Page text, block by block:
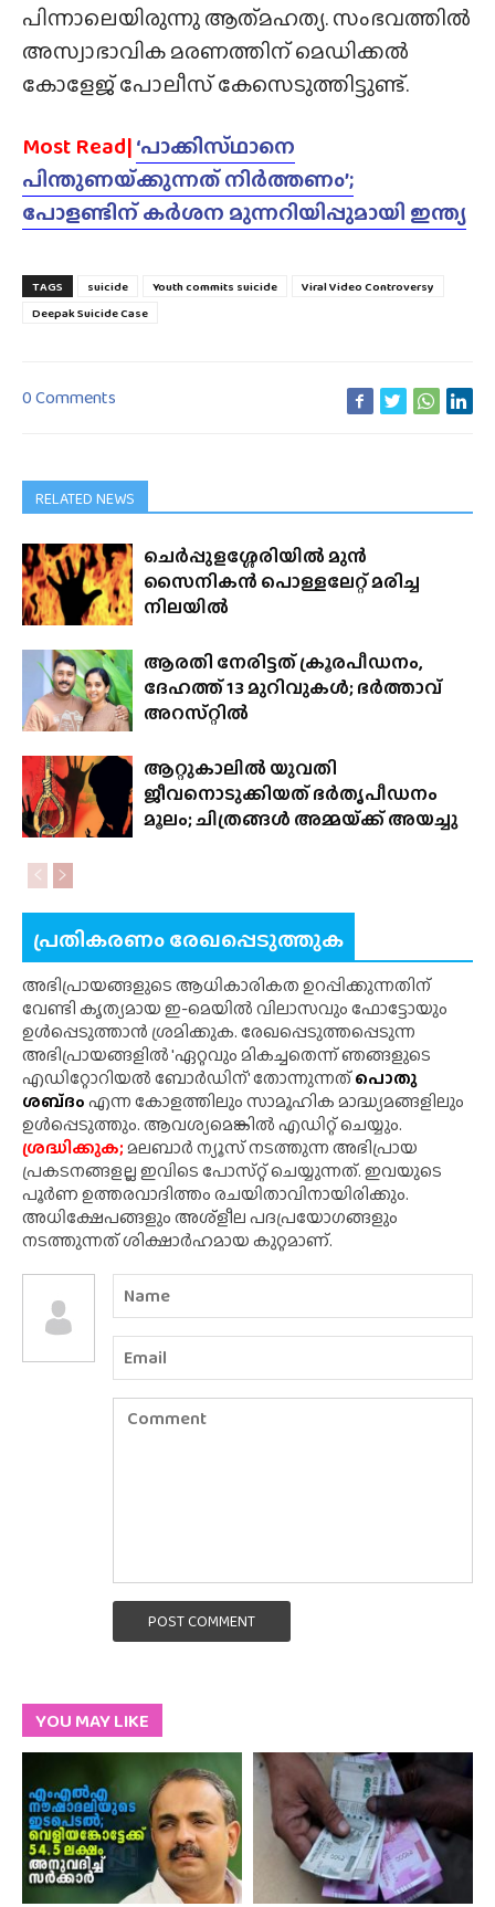
പിന്നാലെയിരുന്നു ആത്‍മഹത്യ. സംഭവത്തിൽ
അസ്വാഭാവിക മരണത്തിന് മെഡിക്കൽ
കോളേജ് പോലീസ് കേസെടുത്തിട്ടുണ്ട്.
Most Read|‘പാക്കിസ്‌ഥാനെ
പിന്തുണയ്‌ക്കുന്നത് നിർത്തണം’;
പോളണ്ടിന് കർശന മുന്നറിയിപ്പുമായി ഇന്ത്യ
TAGS suicide Youth commits suicide
Viral Video Controversy
Deepak Suicide Case
0 Comments
RELATED NEWS
ചെർപ്പുളശ്ശേരിയിൽ മുൻ
സൈനികൻ പൊള്ളലേറ്റ് മരിച്ച
നിലയിൽ
ആരതി നേരിട്ടത് ക്രൂരപീഡനം,
ദേഹത്ത് 13 മുറിവുകൾ; ഭർത്താവ്
അറസ്‌റ്റിൽ
ആറ്റുകാലിൽ യുവതി
ജീവനൊടുക്കിയത് ഭർതൃപീഡനം
മൂലം; ചിത്രങ്ങൾ അമ്മയ്‌ക്ക് അയച്ചു
പ്രതികരണം രേഖപ്പെടുത്തുക
അഭിപ്രായങ്ങളുടെ ആധികാരികത ഉറപ്പിക്കുന്നതിന്
വേണ്ടി കൃത്യമായ ഇ-മെയിൽ വിലാസവും ഫോട്ടോയും
ഉൾപ്പെടുത്താൻ ശ്രമിക്കുക. രേഖപ്പെടുത്തപ്പെടുന്ന
അഭിപ്രായങ്ങളിൽ 'ഏറ്റവും മികച്ചതെന്ന് ഞങ്ങളുടെ
എഡിറ്റോറിയൽ ബോർഡിന്' തോന്നുന്നത്പൊതു
ശബ്‌ദംഎന്ന കോളത്തിലും സാമൂഹിക മാദ്ധ്യമങ്ങളിലും
ഉൾപ്പെടുത്തും. ആവശ്യമെങ്കിൽ എഡിറ്റ് ചെയ്യും.
ശ്രദ്ധിക്കുക;മലബാർ ന്യൂസ് നടത്തുന്ന അഭിപ്രായ
പ്രകടനങ്ങളല്ല ഇവിടെ പോസ്‌റ്റ് ചെയ്യുന്നത്. ഇവയുടെ
പൂർണ ഉത്തരവാദിത്തം രചയിതാവിനായിരിക്കും.
അധിക്ഷേപങ്ങളും അശ്‌ളീല പദപ്രയോഗങ്ങളും
നടത്തുന്നത് ശിക്ഷാർഹമായ കുറ്റമാണ്.
POST COMMENT
YOU MAY LIKE